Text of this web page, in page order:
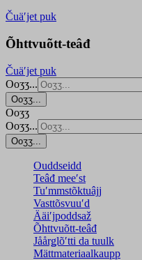
Čuäʹjet puk
Õhttvuõtt-teâđ
Čuäʹjet puk
Ooʒʒ...
Ooʒʒ...
Ooʒʒ
Ooʒʒ...
Ooʒʒ...
Ouddseidd
Teâđ meeʹst
Tuʹmmstõktuâjj
Vasttõsvuuʹd
Ääiʹjpoddsaž
Õhttvuõtt-teâđ
Jåårǥlõʹtti da tuulk
Mättmateriaalkaupp